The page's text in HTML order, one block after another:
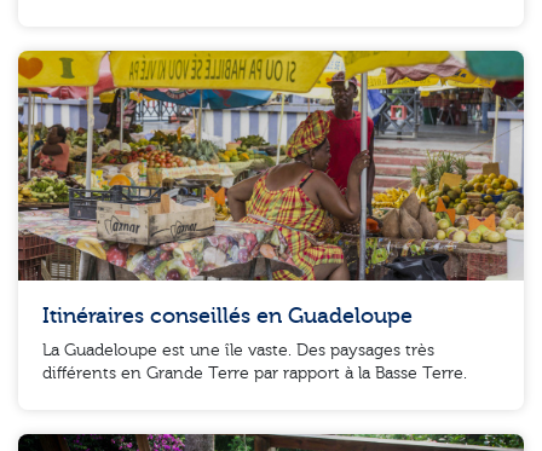
Itinéraires conseillés en Guadeloupe
La Guadeloupe est une île vaste. Des paysages très
différents en Grande Terre par rapport à la Basse Terre.